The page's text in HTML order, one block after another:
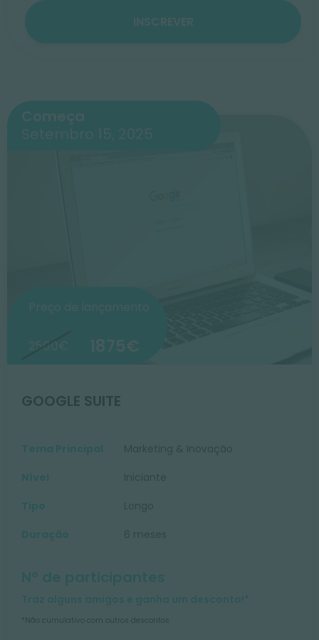
INSCREVER
Começa
Setembro 15, 2025
Preço de lançamento
2500€ 1875€
GOOGLE SUITE
Tema Principal
Nível
Tipo
Duração
Nº de participantes
Traz alguns amigos e ganha um desconto!*
*Não cumulativo com outros descontos